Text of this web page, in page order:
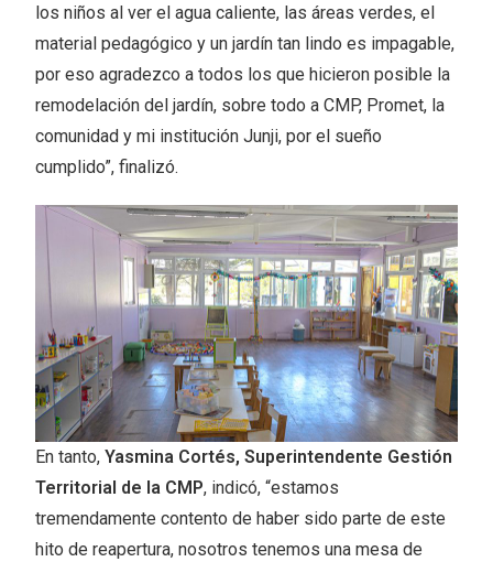
los niños al ver el agua caliente, las áreas verdes, el
material pedagógico y un jardín tan lindo es impagable,
por eso agradezco a todos los que hicieron posible la
remodelación del jardín, sobre todo a CMP, Promet, la
comunidad y mi institución Junji, por el sueño
cumplido”, finalizó.
En tanto,Yasmina Cortés, Superintendente Gestión
Territorial de la CMP, indicó, “estamos
tremendamente contento de haber sido parte de este
hito de reapertura, nosotros tenemos una mesa de